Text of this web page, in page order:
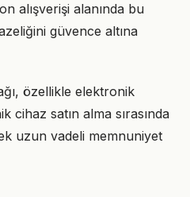
alışverişi alanında bu
güvence altına
özellikle elektronik
cihaz satın alma sırasında
uzun vadeli memnuniyet